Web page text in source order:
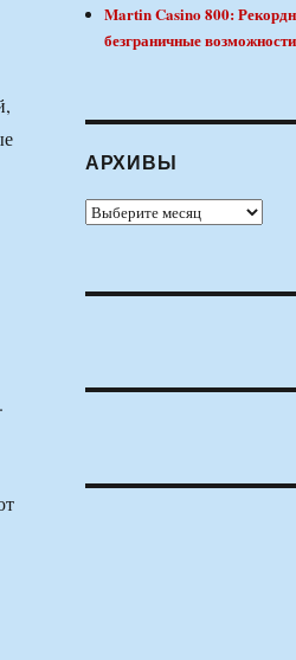
Martin Casino 800:
безграничные
АРХИВЫ
Архивы